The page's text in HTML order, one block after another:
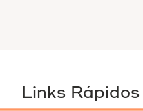
Links Rápidos